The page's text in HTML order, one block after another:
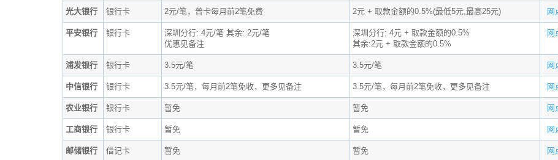
光大银行 银行卡 2元/笔，普卡每月前2笔免费 2元 + 取款金额的0.5%(最低5元,最高25元) 网
平安银行 银行卡
深圳分行: 4元/笔 其余: 2元/笔
优惠见备注
深圳分行: 4元 + 取款金额的0.5%
其余:2元 + 取款金额的0.5%
网
浦发银行 银行卡 3.5元/笔 3.5元/笔 网
中信银行 银行卡 3.5元/笔，每月前2笔免收，更多见备注 3.5元/笔，每月前2笔免收，更多见备注 网
农业银行 银行卡 暂免 暂免 网
工商银行 银行卡 暂免 暂免 网
邮储银行 借记卡 暂免 暂免 网